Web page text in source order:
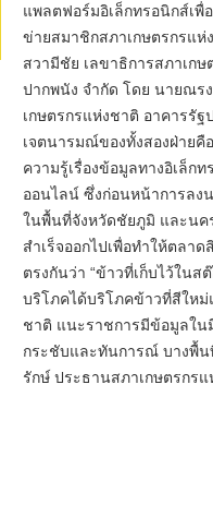
แพลตฟอร์มอิเล็กทรอนิกส์เพื่
ข่ายสมาชิกสภาเกษตรกรแห่
สวามีชัย เลขาธิการสภาเก
ปากพนัง จำกัด โดย นายณร
เกษตรกรแห่งชาติ อาคารรั
เจตนารมณ์ของทั้งสองฝ่ายคื
ความรู้เรื่องข้อมูลทางอิเล็ก
ออนไลน์ ซึ่งก่อนหน้าการลง
ในพื้นที่จังหวัดชัยภูมิ และนค
สำเร็จออกไป​เพื่อทำให้ตลา
ตรงกันว่า “ข้าวที่เก็บไว้ในส
บริโภคได้บริโภคข้าวที่สีให
ชาติ แนะราชการมีข้อมูลใน
กระชับและทันการณ์ บา
รักษ์​ ประธาน​สภา​เกษตรกร​